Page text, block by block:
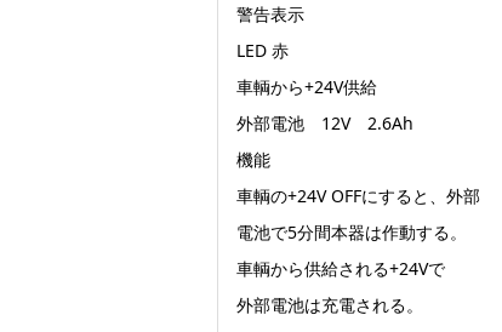
警告表示
LED 赤
車輌から+24V供給
外部電池 12V 2.6Ah
機能
車輌の+24V OFFにすると、外部
電池で5分間本器は作動する。
車輌から供給される+24Vで
外部電池は充電される。